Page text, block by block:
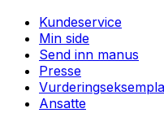
Kundeservice
Min side
Send inn manus
Presse
Ansatte